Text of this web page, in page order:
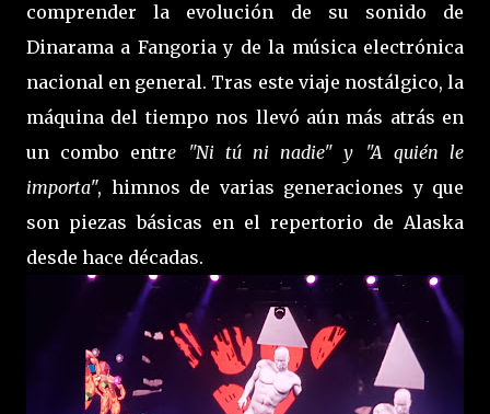
comprender la evolución de su sonido de
Dinarama a Fangoria y de la música electrónica
nacional en general. Tras este viaje nostálgico, la
máquina del tiempo nos llevó aún más atrás en
un combo entre "Ni tú ni nadie" y "A quién le
importa", himnos de varias generaciones y que
son piezas básicas en el repertorio de Alaska
desde hace décadas.